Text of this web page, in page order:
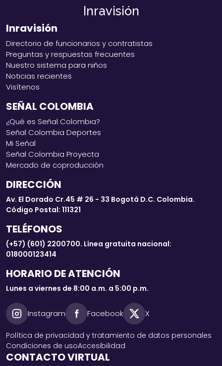
Inravisión
Inravisión
Directorio de funcionarios y contratistas
Preguntas y respuestas frecuentes
Nuestro sistema para niños
Noticias recientes
Visítenos
SEÑAL COLOMBIA
¿Qué es Señal Colombia?
Señal Colombia Deportes
Mi Señal
Señal Colombia Proyecta
Mercado de coproducción
DIRECCIÓN
Av. El Dorado Cr.45 # 26 - 33 Bogotá D.C. Colombia.
Código Postal: 111321
TELÉFONOS
(+57) (601) 2200700. Línea gratuita nacional:
018000123414
HORARIO DE ATENCIÓN
Lunes a viernes de 8:00 a.m. a 5:00 p.m.
Instagram Facebook X
Política de privacidad y tratamiento de datos personales
Condiciones de usoAccesibilidad
CONTACTO VIRTUAL